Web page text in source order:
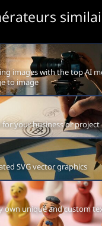
images with the top AI
to image
for your business or project
SVG vector graphics
own unique and custom